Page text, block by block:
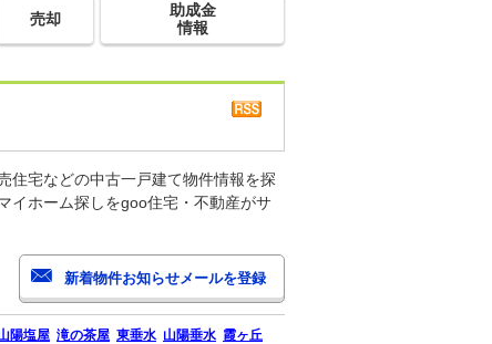
売却
助成金
情報
住宅などの中古一戸建て物件情報を探
イホーム探しをgoo住宅・不動産がサ
陽塩屋 滝の茶屋 東垂水 山陽垂水 霞ヶ丘